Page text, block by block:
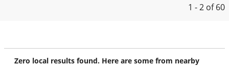
1 - 2 of 60
Zero local results found. Here are some from nearby